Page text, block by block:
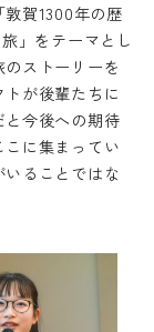
賀1300年の歴
」をテーマとし
ストーリーを
が後輩たちに
今後への期待
に集まってい
ることではな